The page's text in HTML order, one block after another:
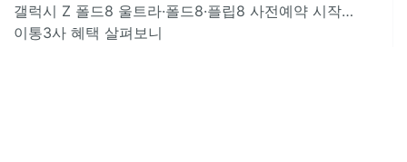
갤럭시 Z 폴드8 울트라·폴드8·플립8 사전예약 시작…
이통3사 혜택 살펴보니